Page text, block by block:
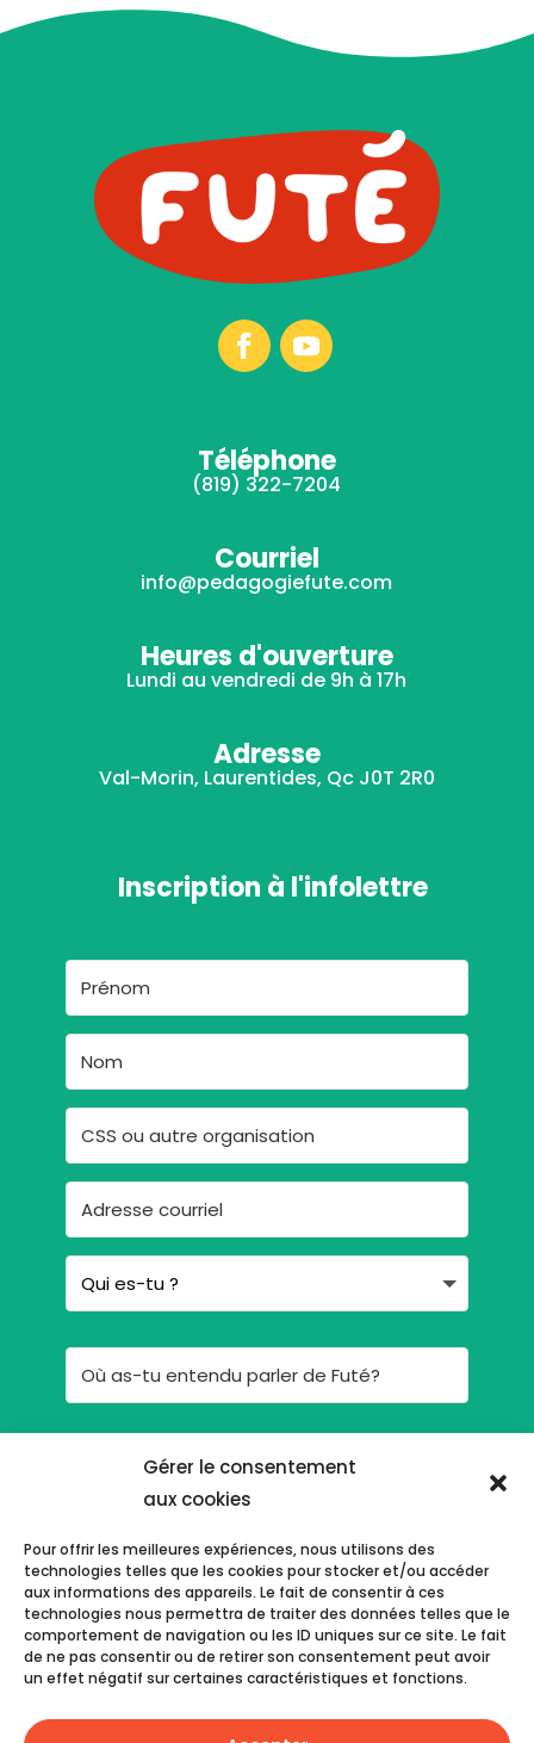
Gérer le consentement
aux cookies
Pour offrir les meilleures expériences, nous utilisons des
technologies telles que les cookies pour stocker et/ou accéder
aux informations des appareils. Le fait de consentir à ces
technologies nous permettra de traiter des données telles que le
comportement de navigation ou les ID uniques sur ce site. Le fait
de ne pas consentir ou de retirer son consentement peut avoir
un effet négatif sur certaines caractéristiques et fonctions.
Téléphone
(819) 322-7204
Courriel
info@pedagogiefute.com
Heures d'ouverture
Lundi au vendredi de 9h à 17h
Adresse
Val-Morin, Laurentides, Qc J0T 2R0
Inscription à l'infolettre
Je m'inscris !
En t'inscrivant, tu consens à ce que Futé communique
Déclaration de confidentialité